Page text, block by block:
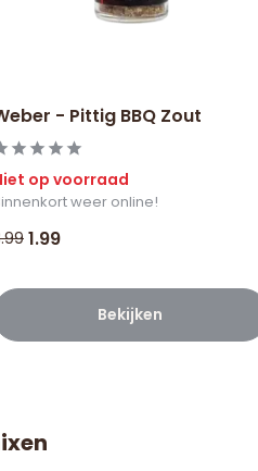
- Pittig BBQ Zout
op voorraad
weer online!
1.99
Bekijken